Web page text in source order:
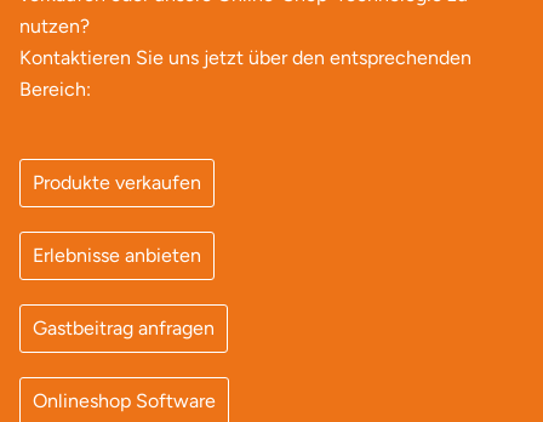
nutzen?
Kontaktieren Sie uns jetzt über den entsprechenden
Bereich:
Produkte verkaufen
Erlebnisse anbieten
Gastbeitrag anfragen
Onlineshop Software
Neumünster
Nürnberg
Oberhavel
Odenwald
Oder-Spree